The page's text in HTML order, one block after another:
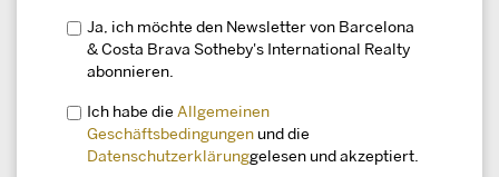
Ja, ich möchte den Newsletter von Barcelona
& Costa Brava Sotheby's International Realty
abonnieren.
Ich habe die Allgemeinen
Geschäftsbedingungen und die
Datenschutzerklärunggelesen und akzeptiert.